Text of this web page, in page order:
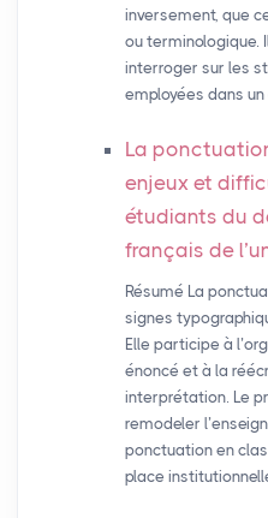
inversement, que
ou terminologique.
interroger sur les
employées dans un
La
enjeux et
étudiants du
français de
Résumé La
signes
Elle participe à
énoncé et à la
interprétation. Le
remodeler
ponctuation en
place